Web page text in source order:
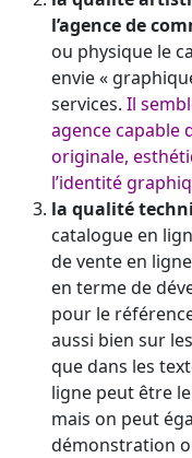
l’agence de
ou physique le
envie «
services. Il
agence capable
originale,
l’identité
la qualité
catalogue en
de vente en
en terme de
pour le
aussi bien sur
que dans les
ligne peut être
mais on peut
démonstration